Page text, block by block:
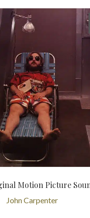
Motion Picture
John Carpenter